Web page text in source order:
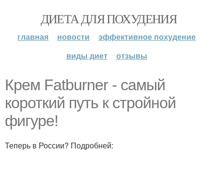
ДИЕТА ДЛЯ ПОХУДЕНИЯ
главная новости
эффективное похудение
виды диет
отзывы
Крем Fatburner - самый
короткий путь к стройной
фигуре!
Теперь в России? Подробней: